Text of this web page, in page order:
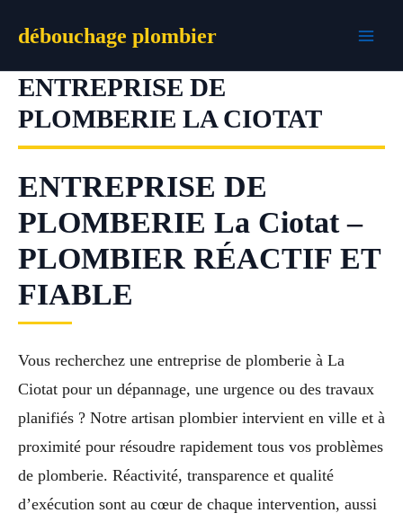
débouchage plombier
ENTREPRISE DE
PLOMBERIE LA CIOTAT
ENTREPRISE DE
PLOMBERIE La Ciotat –
PLOMBIER RÉACTIF ET
FIABLE
Vous recherchez une entreprise de plomberie à La
Ciotat pour un dépannage, une urgence ou des travaux
planifiés ? Notre artisan plombier intervient en ville et à
proximité pour résoudre rapidement tous vos problèmes
de plomberie. Réactivité, transparence et qualité
d’exécution sont au cœur de chaque intervention, aussi